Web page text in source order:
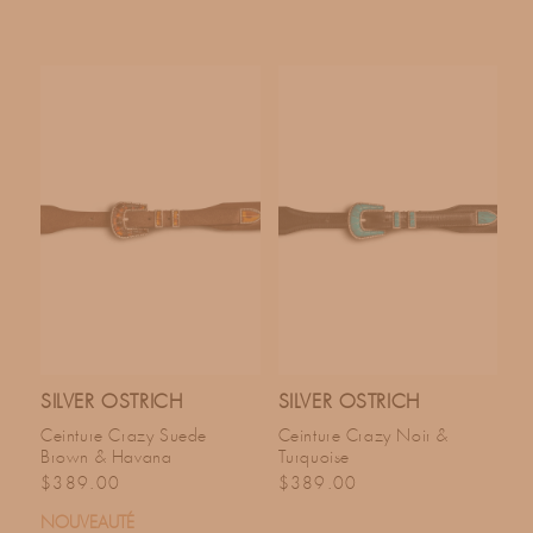
SILVER OSTRICH
Ceinture Crazy Suede
Brown & Havana
Prix habituel
$389.00
NOUVEAUTÉ
SILVER OSTRICH
Ceinture Crazy Noir &
Turquoise
Prix habituel
$389.00